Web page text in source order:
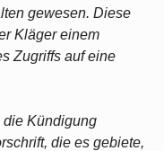
gewesen. Diese
Kläger einem
Zugriffs auf eine
die Kündigung
die es gebiete,